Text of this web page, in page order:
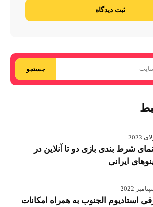
ثبت دیدگاه
جستجو
شرط بندی بازی دو تا آنلاین در
ایرانی
استادیوم الجنوب به همراه امکانات